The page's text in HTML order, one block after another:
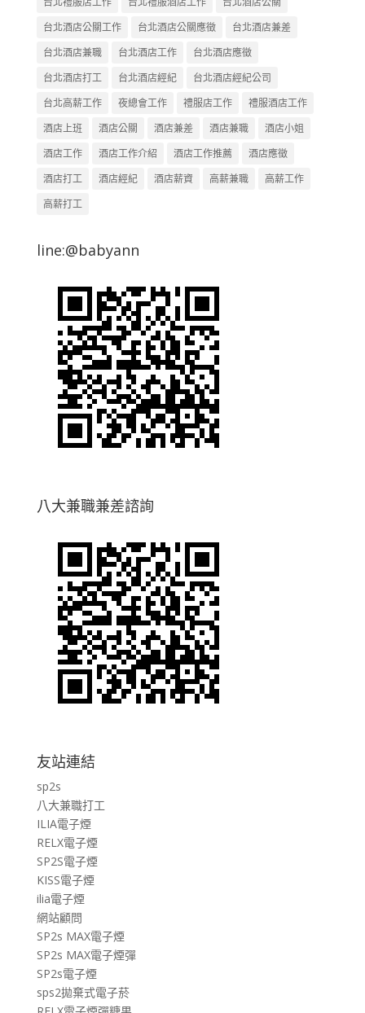
台北酒店公關工作
台北酒店公關應徵
台北酒店兼差
台北酒店兼職
台北酒店工作
台北酒店應徵
台北酒店打工
台北酒店經紀
台北酒店經紀公司
台北高薪工作
夜總會工作 禮服店工作
禮服酒店工作
酒店上班
酒店公關 酒店兼差 酒店兼職
酒店小姐
酒店工作
酒店工作介紹 酒店工作推薦
酒店應徵
酒店打工
酒店經紀 酒店薪資 高薪兼職
高薪工作
高薪打工
line:@babyann
八大兼職兼差諮詢
友站連結
sp2s
八大兼職打工
ILIA電子煙
RELX電子煙
SP2S電子煙
KISS電子煙
ilia電子煙
網站顧問
SP2s MAX電子煙
SP2s MAX電子煙彈
SP2s電子煙
sps2拋棄式電子菸